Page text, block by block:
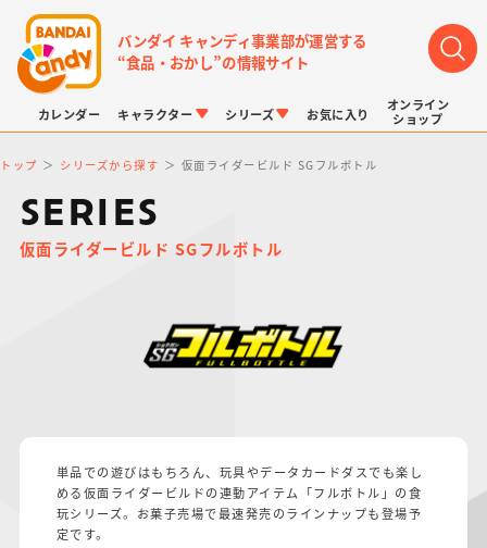
バンダイ キャンディ事業部が運営する
“食品・おかし”の情報サイト
カレンダー キャラクター
仮面ライダーシリー
ズ
ガンダムシリーズ アンパンマン
シリーズ
キャラパキ
にふぉるめーしょん
＆スクエアシール
ポケモンスケールワ
ールド
お気に入り
オンライン
ショップ
トップ シリーズから探す 仮面ライダービルド SGフルボトル
SERIES
仮面ライダービルド SGフルボトル
単品での遊びはもちろん、玩具やデータカードダスでも楽し
める仮面ライダービルドの連動アイテム「フルボトル」の食
玩シリーズ。お菓子売場で最速発売のラインナップも登場予
定です。